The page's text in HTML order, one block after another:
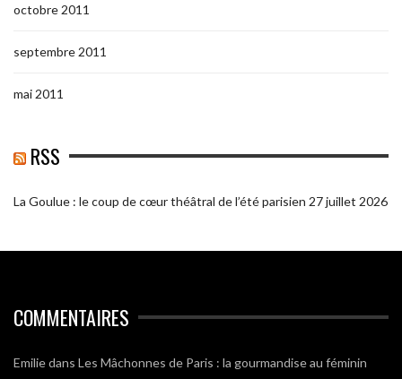
octobre 2011
septembre 2011
mai 2011
RSS
La Goulue : le coup de cœur théâtral de l’été parisien 27 juillet 2026
COMMENTAIRES
Emiliedans Les Mâchonnes de Paris : la gourmandise au féminin